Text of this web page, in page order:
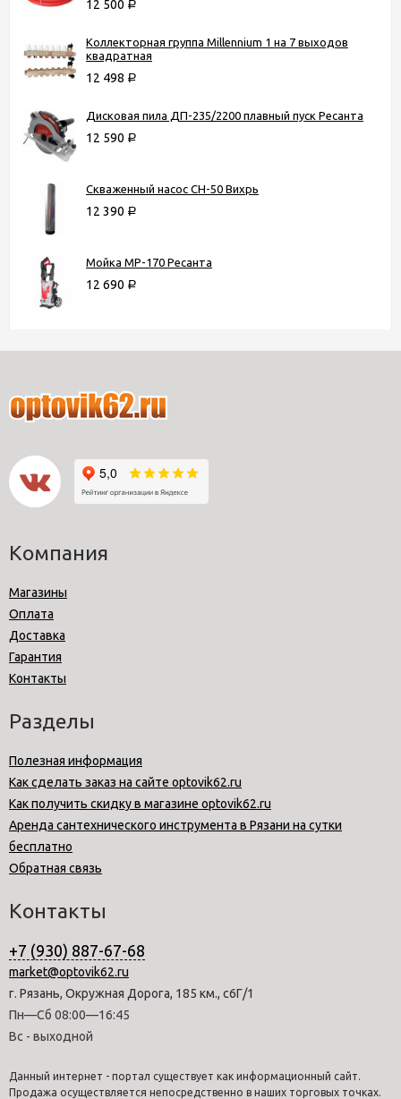
12 500 Р
Коллекторная группа Millennium 1 на 7 выходов
квадратная
12 498 Р
Дисковая пила ДП-235/2200 плавный пуск Ресанта
12 590 Р
Скваженный насос СН-50 Вихрь
12 390 Р
Мойка МР-170 Ресанта
12 690 Р
Компания
Магазины
Оплата
Доставка
Гарантия
Контакты
Разделы
Полезная информация
Как сделать заказ на сайте optovik62.ru
Как получить скидку в магазине optovik62.ru
Аренда сантехнического инструмента в Рязани на сутки
бесплатно
Обратная связь
Контакты
+7 (930) 887-67-68
market@optovik62.ru
г. Рязань, Окружная Дорога, 185 км., с6Г/1
Пн—Сб 08:00—16:45
Вс - выходной
Данный интернет - портал существует как информационный сайт.
Продажа осуществляется непосредственно в наших торговых точках.